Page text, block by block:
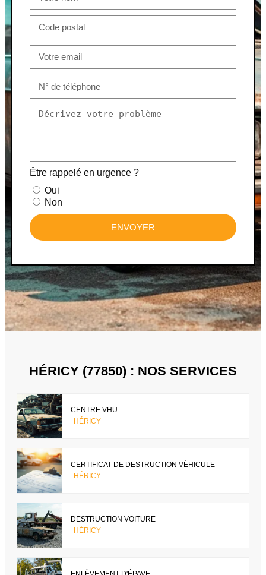
Être rappelé en urgence ?
Oui
Non
ENVOYER
HÉRICY (77850) : NOS SERVICES
CENTRE VHU
HÉRICY
CERTIFICAT DE DESTRUCTION VÉHICULE
HÉRICY
DESTRUCTION VOITURE
HÉRICY